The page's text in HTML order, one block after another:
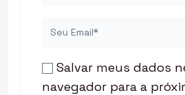
Salvar meus dados
navegador para a